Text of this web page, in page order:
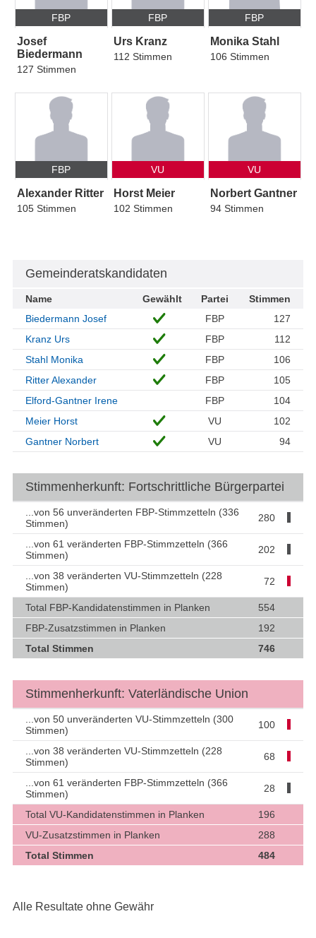
FBP
Josef
Biedermann
127 Stimmen
FBP
Urs Kranz
112 Stimmen
FBP
Monika Stahl
106 Stimmen
FBP
Alexander Ritter
105 Stimmen
VU
Horst Meier
102 Stimmen
VU
Norbert Gantner
94 Stimmen
Gemeinderatskandidaten
Name Gewählt Partei
Stimmen
Biedermann Josef
FBP
127
Kranz Urs
FBP
112
Stahl Monika
FBP
106
Ritter Alexander
FBP
105
Elford-Gantner Irene
FBP
104
Meier Horst
VU
102
Gantner Norbert
VU 94
Stimmenherkunft: Fortschrittliche Bürgerpartei
...von 56 unveränderten FBP-Stimmzetteln (336
Stimmen)
280
...von 61 veränderten FBP-Stimmzetteln (366
Stimmen)
202
...von 38 veränderten VU-Stimmzetteln (228
Stimmen)
72
Total FBP-Kandidatenstimmen in Planken
554
FBP-Zusatzstimmen in Planken
192
Total Stimmen
746
Stimmenherkunft: Vaterländische Union
...von 50 unveränderten VU-Stimmzetteln (300
Stimmen)
100
...von 38 veränderten VU-Stimmzetteln (228
Stimmen)
68
...von 61 veränderten FBP-Stimmzetteln (366
Stimmen)
28
Total VU-Kandidatenstimmen in Planken
196
VU-Zusatzstimmen in Planken
288
Total Stimmen
484
Alle Resultate ohne Gewähr